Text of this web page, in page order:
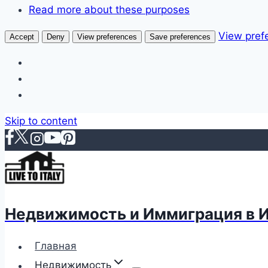
Read more about these purposes
Accept Deny View preferences Save preferences View
Skip to content
Недвижимость и Иммиграция в
Главная
Недвижимость